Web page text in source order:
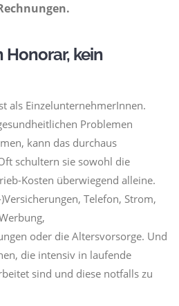
Honorar, kein
als EinzelunternehmerInnen.
Problemen
kann das durchaus
schultern sie sowohl die
Kosten überwiegend alleine.
Telefon, Strom,
oder die Altersvorsorge. Und
die intensiv in laufende
sind und diese notfalls zu